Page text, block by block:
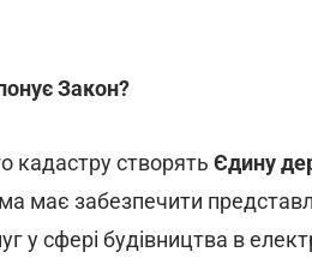
Закон?
кадастру створять Єдину
має забезпечити
у сфері будівництва в